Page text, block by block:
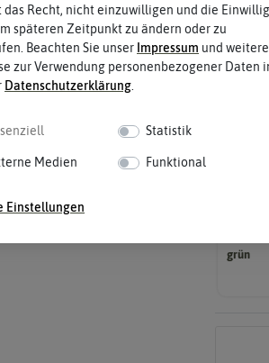
fahren
20-30 °C
grün
Die
das Recht, nicht einzuwilligen und die
späteren Zeitpunkt zu ändern oder zu
Beachten Sie unser Impressum und weitere
zur Verwendung personenbezogener Daten
Daten­schutz­erklärung.
Statistik
Medien Funktional
Einstellungen